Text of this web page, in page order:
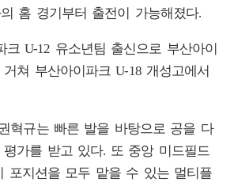
홈 경기부터 출전이 가능해졌다.
크 U-12 유소년팀 출신으로 부산아이
쳐 부산아이파크 U-18 개성고에서
혁규는 빠른 발을 바탕으로 공을 다
가를 받고 있다. 또 중앙 미드필드
포지션을 모두 맡을 수 있는 멀티플